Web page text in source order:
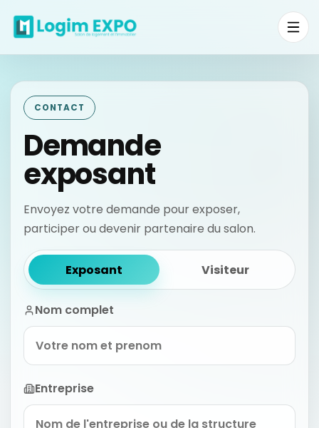
CONTACT
Demande
exposant
Envoyez votre demande pour exposer,
participer ou devenir partenaire du salon.
Exposant Visiteur
Nom complet
Entreprise